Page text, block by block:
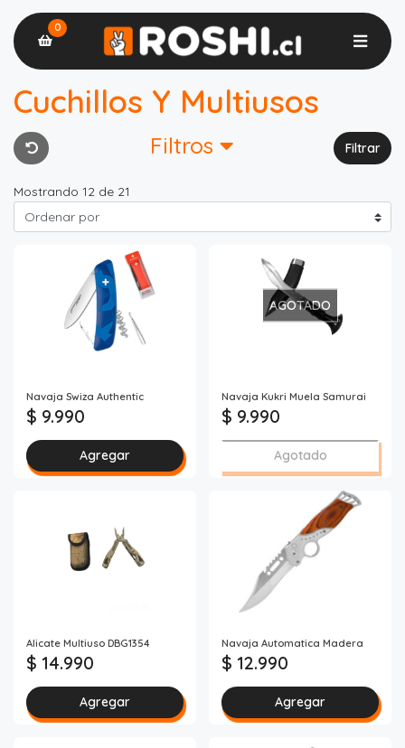
0
Cuchillos Y Multiusos
Filtros Filtrar
Mostrando 12 de 21
Navaja Swiza Authentic
$ 9.990
Agregar
AGOTADO
Navaja Kukri Muela Samurai
$ 9.990
Agotado
Alicate Multiuso DBG1354
$ 14.990
Agregar
Navaja Automatica Madera
$ 12.990
Agregar